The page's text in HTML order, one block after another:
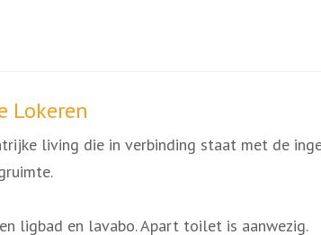
Lokeren
living die in verbinding staat met de
ligbad en lavabo. Apart toilet is aanwezig.